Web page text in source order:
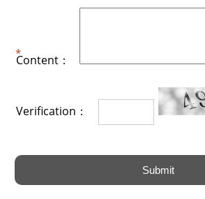
Content：
Verification：